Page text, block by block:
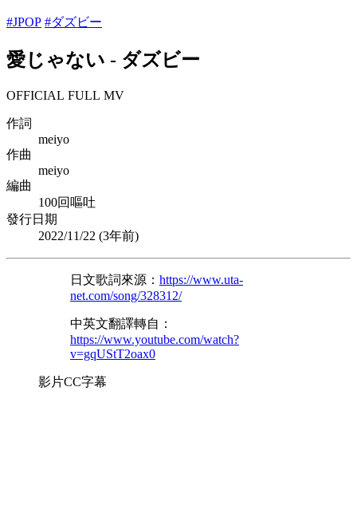
#JPOP #ダズビー
愛じゃない - ダズビー
OFFICIAL FULL MV
作詞
meiyo
作曲
meiyo
編曲
100回嘔吐
發行日期
2022/11/22 (3年前)
日文歌詞來源： https://www.uta-
net.com/song/328312/
中英文翻譯轉自：
https://www.youtube.com/watch?
v=gqUStT2oax0
影片CC字幕